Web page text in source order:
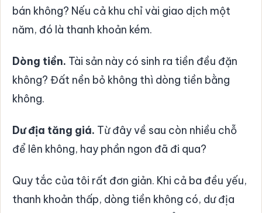
bán không? Nếu cả khu chỉ vài giao dịch một
năm, đó là thanh khoản kém.
Dòng tiền. Tài sản này có sinh ra tiền đều đặn
không? Đất nền bỏ không thì dòng tiền bằng
không.
Dư địa tăng giá. Từ đây về sau còn nhiều chỗ
để lên không, hay phần ngon đã đi qua?
Quy tắc của tôi rất đơn giản. Khi cả ba đều yếu,
thanh khoản thấp, dòng tiền không có, dư địa